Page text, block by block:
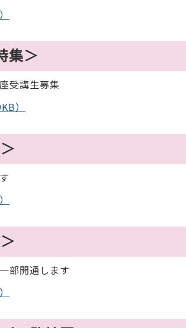
集＞
受講生募集
）
部開通します